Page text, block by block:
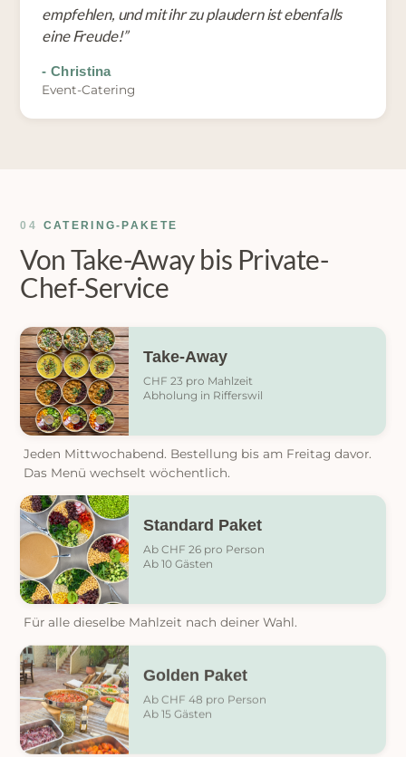
empfehlen, und mit ihr zu plaudern ist ebenfalls
eine Freude!”
- Christina
Event-Catering
04 CATERING-PAKETE
Von Take-Away bis Private-
Chef-Service
Take-Away
CHF 23 pro Mahlzeit
Abholung in Rifferswil
Jeden Mittwochabend. Bestellung bis am Freitag davor.
Das Menü wechselt wöchentlich.
Standard Paket
Ab CHF 26 pro Person
Ab 10 Gästen
Für alle dieselbe Mahlzeit nach deiner Wahl.
Golden Paket
Ab CHF 48 pro Person
Ab 15 Gästen